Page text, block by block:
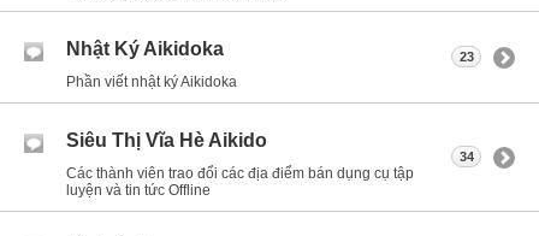
Nhật Ký Aikidoka
Phần viết nhật ký Aikidoka
23
Siêu Thị Vĩa Hè Aikido
Các thành viên trao đổi các địa điểm bán dụng cụ tập
luyện và tin tức Offline
34